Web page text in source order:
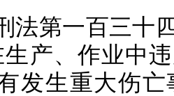
第一百三十四
生产、作业中
发生重大伤